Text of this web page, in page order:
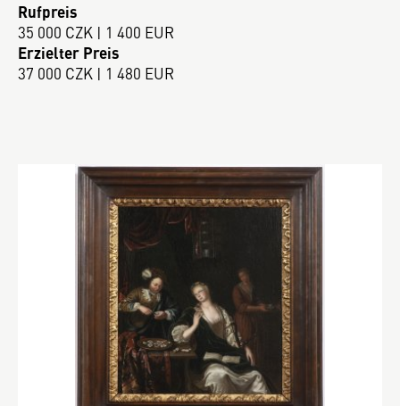
Rufpreis
35 000 CZK | 1 400 EUR
Erzielter Preis
37 000 CZK | 1 480 EUR